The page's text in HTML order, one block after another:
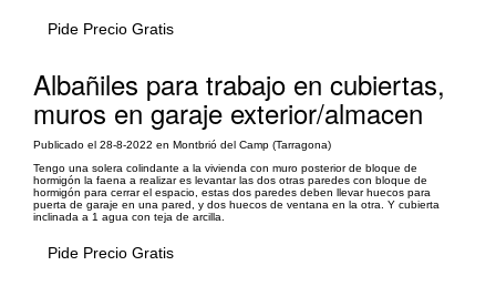
Pide Precio Gratis
Albañiles para trabajo en cubiertas,
muros en garaje exterior/almacen
Publicado el 28-8-2022 en Montbrió del Camp (Tarragona)
Tengo una solera colindante a la vivienda con muro posterior de bloque de
hormigón la faena a realizar es levantar las dos otras paredes con bloque de
hormigón para cerrar el espacio, estas dos paredes deben llevar huecos para
puerta de garaje en una pared, y dos huecos de ventana en la otra. Y cubierta
inclinada a 1 agua con teja de arcilla.
Pide Precio Gratis